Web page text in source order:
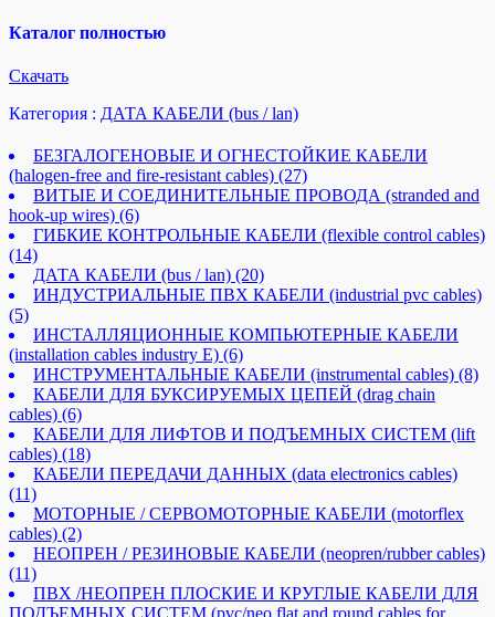
Каталог полностью
Cкачать
Категория : ДАТА КАБЕЛИ (bus / lan)
БЕЗГАЛОГЕНОВЫЕ И ОГНЕСТОЙКИЕ КАБЕЛИ
(halogen-free and fire-resistant cables) (27)
ВИТЫЕ И СОЕДИНИТЕЛЬНЫЕ ПРОВОДА (stranded and
hook-up wires) (6)
ГИБКИЕ КОНТРОЛЬНЫЕ КАБЕЛИ (flexible control cables)
(14)
ДАТА КАБЕЛИ (bus / lan) (20)
ИНДУСТРИАЛЬНЫЕ ПВХ КАБЕЛИ (industrial pvc cables)
(5)
ИНСТАЛЛЯЦИОННЫЕ КОМПЬЮТЕРНЫЕ КАБЕЛИ
(installation cables industry E) (6)
ИНСТРУМЕНТАЛЬНЫЕ КАБЕЛИ (instrumental cables) (8)
КАБЕЛИ ДЛЯ БУКСИРУЕМЫХ ЦЕПЕЙ (drag chain
cables) (6)
КАБЕЛИ ДЛЯ ЛИФТОВ И ПОДЪЕМНЫХ СИСТЕМ (lift
cables) (18)
КАБЕЛИ ПЕРЕДАЧИ ДАННЫХ (data electronics cables)
(11)
МОТОРНЫЕ / СЕРВОМОТОРНЫЕ КАБЕЛИ (motorflex
cables) (2)
НЕОПРЕН / РЕЗИНОВЫЕ КАБЕЛИ (neopren/rubber cables)
(11)
ПВХ /НЕОПРЕН ПЛОСКИЕ И КРУГЛЫЕ КАБЕЛИ ДЛЯ